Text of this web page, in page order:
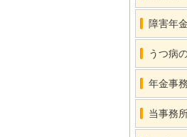
障害年
うつ病
年金事
当事務